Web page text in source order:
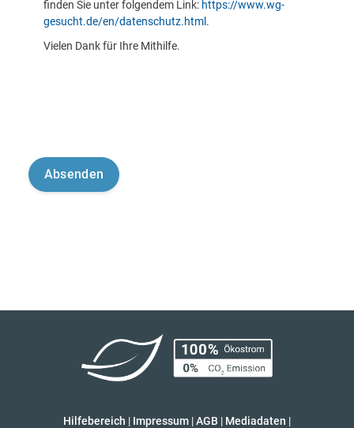
finden Sie unter folgendem Link: https://www.wg-
gesucht.de/en/datenschutz.html .
Vielen Dank für Ihre Mithilfe.
Hilfebereich | Impressum |AGB | Mediadaten |